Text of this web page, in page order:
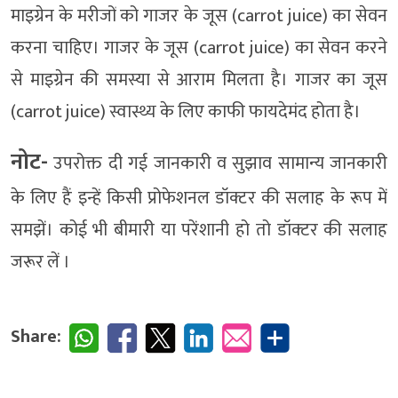
माइग्रेन के मरीजों को गाजर के जूस (carrot juice) का सेवन
करना चाहिए। गाजर के जूस (carrot juice) का सेवन करने
से माइग्रेन की समस्या से आराम मिलता है। गाजर का जूस
(carrot juice) स्वास्थ्य के लिए काफी फायदेमंद होता है।
नोट- उपरोक्त दी गई जानकारी व सुझाव सामान्य जानकारी
के लिए हैं इन्हें किसी प्रोफेशनल डॉक्टर की सलाह के रूप में
समझें। कोई भी बीमारी या परेंशानी हो तो डॉक्‍टर की सलाह
जरूर लें ।
Share: